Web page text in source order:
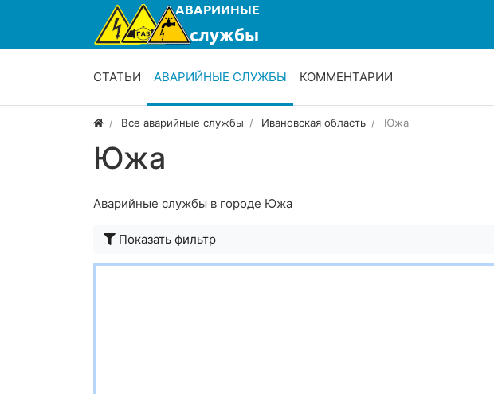
СТАТЬИ АВАРИЙНЫЕ СЛУЖБЫ КОММЕНТАРИИ
Все аварийные службы Ивановская область Южа
Южа
Аварийные службы в городе Южа
Показать фильтр